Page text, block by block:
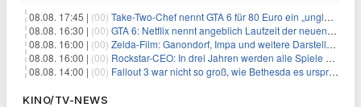
08.08. 17:45 | (00) Take-Two-Chef nennt GTA 6 für 80 Euro ein „unglaubliches Schnäppchen“
08.08. 16:30 | (00) GTA 6: Netflix nennt angeblich Laufzeit der neuen Gameplay-Präsentation
08.08. 16:00 | (00) Zelda-Film: Ganondorf, Impa und weitere Darsteller sollen feststehen
08.08. 16:00 | (00) Rockstar-CEO: In drei Jahren werden alle Spiele gestreamt
08.08. 14:00 | (00) Fallout 3 war nicht so groß, wie Bethesda es ursprünglich wollte
KINO/TV-NEWS